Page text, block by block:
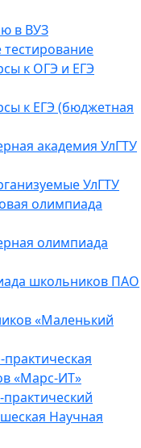
в ВУЗ
к ОГЭ и ЕГЭ
к ЕГЭ (бюджетная
академия УлГТУ
УлГТУ
олимпиада
олимпиада
школьников ПАО
«Маленький
«Марс-ИТ»
Научная